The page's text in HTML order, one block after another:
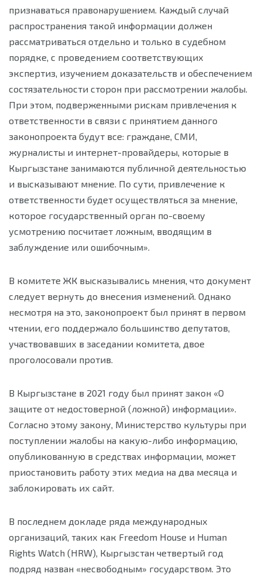
признаваться правонарушением. Каждый случай
распространения такой информации должен
рассматриваться отдельно и только в судебном
порядке, с проведением соответствующих
экспертиз, изучением доказательств и обеспечением
состязательности сторон при рассмотрении жалобы.
При этом, подверженными рискам привлечения к
ответственности в связи с принятием данного
законопроекта будут все: граждане, СМИ,
журналисты и интернет-провайдеры, которые в
Кыргызстане занимаются публичной деятельностью
и высказывают мнение. По сути, привлечение к
ответственности будет осуществляться за мнение,
которое государственный орган по-своему
усмотрению посчитает ложным, вводящим в
заблуждение или ошибочным».
В комитете ЖК высказывались мнения, что документ
следует вернуть до внесения изменений. Однако
несмотря на это, законопроект был принят в первом
чтении, его поддержало большинство депутатов,
участвовавших в заседании комитета, двое
проголосовали против.
В Кыргызстане в 2021 году был принят закон «О
защите от недостоверной (ложной) информации».
Согласно этому закону, Министерство культуры при
поступлении жалобы на какую-либо информацию,
опубликованную в средствах информации, может
приостановить работу этих медиа на два месяца и
заблокировать их сайт.
В последнем докладе ряда международных
организаций, таких как Freedom House и Human
Rights Watch (HRW), Кыргызстан четвертый год
подряд назван «несвободным» государством. Это